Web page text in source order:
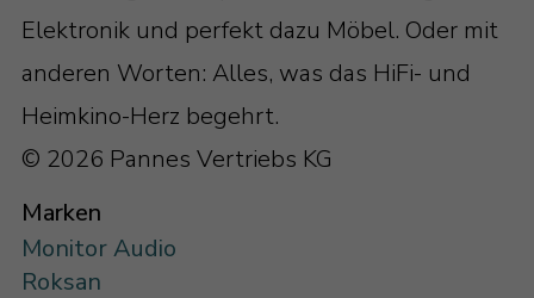
Elektronik und perfekt dazu Möbel. Oder mit
anderen Worten: Alles, was das HiFi- und
Heimkino-Herz begehrt.
© 2026 Pannes Vertriebs KG
Marken
Monitor Audio
Roksan